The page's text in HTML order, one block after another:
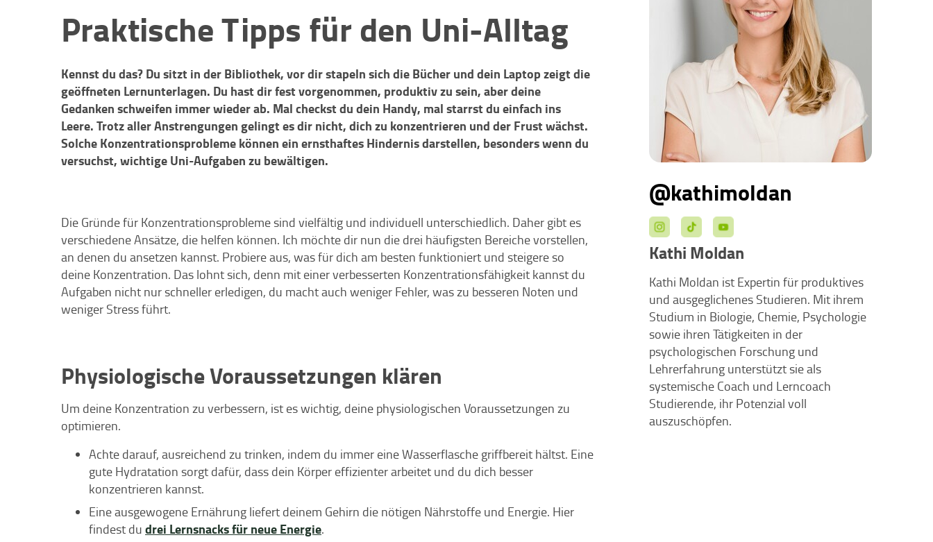
Praktische Tipps für den Uni-Alltag
Kennst du das? Du sitzt in der Bibliothek, vor dir stapeln sich die Bücher und dein Laptop zeigt die
geöffneten Lernunterlagen. Du hast dir fest vorgenommen, produktiv zu sein, aber deine
Gedanken schweifen immer wieder ab. Mal checkst du dein Handy, mal starrst du einfach ins
Leere. Trotz aller Anstrengungen gelingt es dir nicht, dich zu konzentrieren und der Frust wächst.
Solche Konzentrationsprobleme können ein ernsthaftes Hindernis darstellen, besonders wenn du
versuchst, wichtige Uni-Aufgaben zu bewältigen.
Die Gründe für Konzentrationsprobleme sind vielfältig und individuell unterschiedlich. Daher gibt es
verschiedene Ansätze, die helfen können. Ich möchte dir nun die drei häufigsten Bereiche vorstellen,
an denen du ansetzen kannst. Probiere aus, was für dich am besten funktioniert und steigere so
deine Konzentration. Das lohnt sich, denn mit einer verbesserten Konzentrationsfähigkeit kannst du
Aufgaben nicht nur schneller erledigen, du macht auch weniger Fehler, was zu besseren Noten und
weniger Stress führt.
Physiologische Voraussetzungen klären
Um deine Konzentration zu verbessern, ist es wichtig, deine physiologischen Voraussetzungen zu
optimieren.
Achte darauf, ausreichend zu trinken, indem du immer eine Wasserflasche griffbereit hältst. Eine
gute Hydratation sorgt dafür, dass dein Körper effizienter arbeitet und du dich besser
konzentrieren kannst.
Eine ausgewogene Ernährung liefert deinem Gehirn die nötigen Nährstoffe und Energie. Hier
findest du drei Lernsnacks für neue Energie.
@kathimoldan
Kathi Moldan
Kathi Moldan ist Expertin für produktives
und ausgeglichenes Studieren. Mit ihrem
Studium in Biologie, Chemie, Psychologie
sowie ihren Tätigkeiten in der
psychologischen Forschung und
Lehrerfahrung unterstützt sie als
systemische Coach und Lerncoach
Studierende, ihr Potenzial voll
auszuschöpfen.